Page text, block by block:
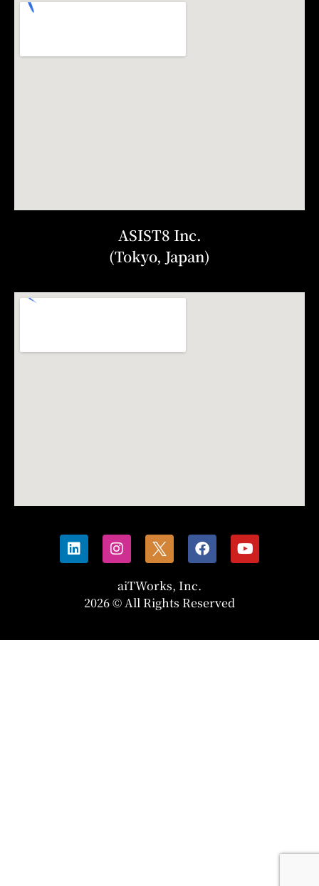
ASIST8 Inc.
(Tokyo, Japan)
aiTWorks, Inc.
2026 © All Rights Reserved